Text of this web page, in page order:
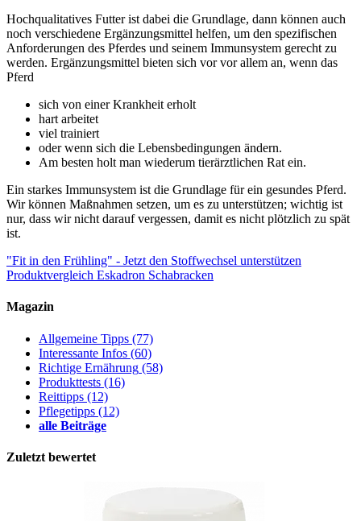
Hochqualitatives Futter ist dabei die Grundlage, dann können auch
noch verschiedene Ergänzungsmittel helfen, um den spezifischen
Anforderungen des Pferdes und seinem Immunsystem gerecht zu
werden. Ergänzungsmittel bieten sich vor vor allem an, wenn das
Pferd
sich von einer Krankheit erholt
hart arbeitet
viel trainiert
oder wenn sich die Lebensbedingungen ändern.
Am besten holt man wiederum tierärztlichen Rat ein.
Ein starkes Immunsystem ist die Grundlage für ein gesundes Pferd.
Wir können Maßnahmen setzen, um es zu unterstützen; wichtig ist
nur, dass wir nicht darauf vergessen, damit es nicht plötzlich zu spät
ist.
"Fit in den Frühling" - Jetzt den Stoffwechsel unterstützen
Produktvergleich Eskadron Schabracken
Magazin
Allgemeine Tipps (77)
Interessante Infos (60)
Richtige Ernährung (58)
Produkttests (16)
Reittipps (12)
Pflegetipps (12)
alle Beiträge
Zuletzt bewertet